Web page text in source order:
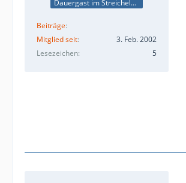
Dauergast im Streichelzoo
Beiträge
Mitglied seit
3. Feb. 2002
Lesezeichen
5